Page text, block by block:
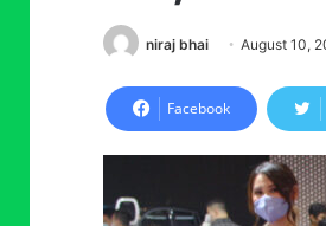
niraj bhai August 10,
Facebook